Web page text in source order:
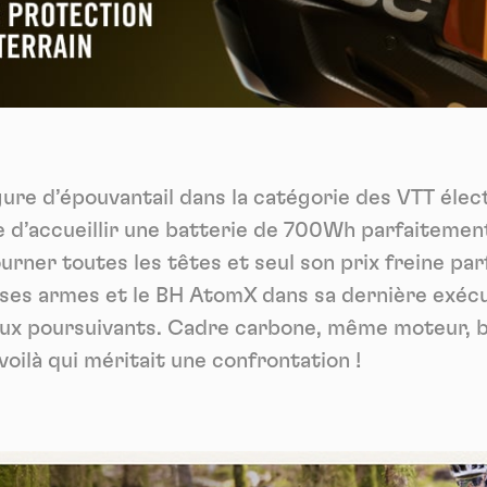
d’épouvantail dans la catégorie des VTT
d’accueillir une batterie de 700Wh
toutes les têtes et seul son prix freine
armes et le BH AtomX dans sa dernière
poursuivants. Cadre carbone, même
qui méritait une confrontation !
Vidéos
services de partage de vidéo permettent d'enrichir le site de
multimédia et augmentent sa visibilité.
YouTube interdit - Ce service peut déposer 4 cookies.